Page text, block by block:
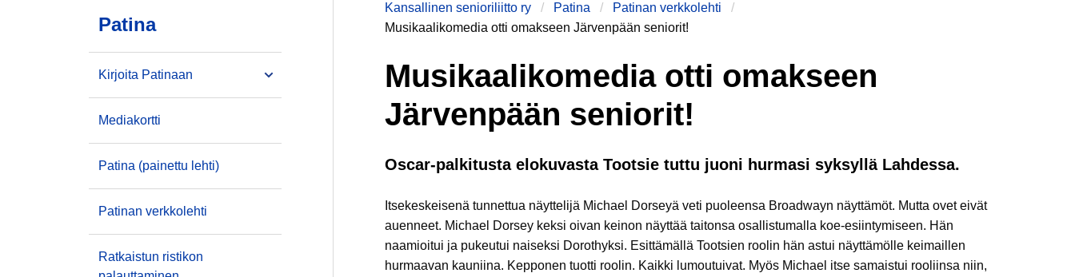
Kansallinen senioriliitto ry Patina
Patinan verkkolehti
Musikaalikomedia otti omakseen Järvenpään seniorit!
Musikaalikomedia otti omakseen
Järvenpään seniorit!
Oscar-palkitusta elokuvasta Tootsie tuttu juoni hurmasi syksyllä Lahdessa.
Itsekeskeisenä tunnettua näyttelijä Michael Dorseyä veti puoleensa Broadwayn näyttämöt. Mutta ovet eivät
auenneet. Michael Dorsey keksi oivan keinon näyttää taitonsa osallistumalla koe-esiintymiseen. Hän
naamioitui ja pukeutui naiseksi Dorothyksi. Esittämällä Tootsien roolin hän astui näyttämölle keimaillen
hurmaavan kauniina. Kepponen tuotti roolin. Kaikki lumoutuivat. Myös Michael itse samaistui rooliinsa niin,
Patina
Kirjoita Patinaan
Mediakortti
Patina (painettu lehti)
Patinan verkkolehti
Ratkaistun ristikon